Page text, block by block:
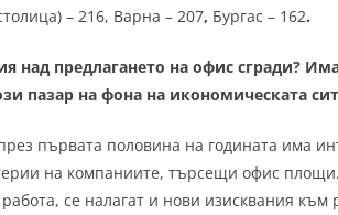
– 216, Варна – 207, Бургас – 162.
над предлагането на офис сгради?
пазар на фона на икономическата
първата половина на годината има
на компаниите, търсещи офис
се налагат и нови изисквания